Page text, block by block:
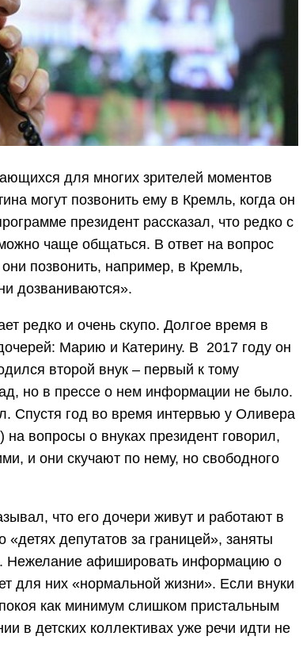
для многих зрителей моментов
могут позвонить ему в Кремль, когда он
президент рассказал, что редко с
чаще общаться. В ответ на вопрос
позвонить, например, в Кремль,
дозваниваются».
редко и очень скупо. Долгое время в
Марию и Катерину. В 2017 году он
второй внук – первый к тому
но в прессе о нем информации не было.
Спустя год во время интервью у Оливера
вопросы о внуках президент говорил,
и они скучают по нему, но свободного
что его дочери живут и работают в
депутатов за границей», заняты
Нежелание афишировать информацию о
для них «нормальной жизни». Если внуки
как минимум слишком пристальным
в детских коллективах уже речи идти не